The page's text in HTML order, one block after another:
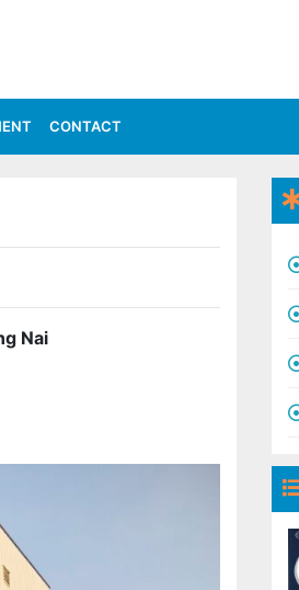
CONTACT
Nai